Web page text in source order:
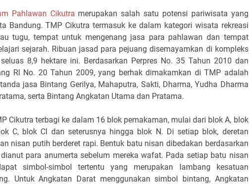
Pahlawan Cikutra merupakan salah satu potensi pariwisata yang
Bandung. TMP Cikutra termasuk ke dalam kategori wisata rekreasi
tugu, tempat untuk mengenang jasa para pahlawan dan tempat
sejarah. Ribuan jasad para pejuang disemayamkan di kompleks
8,9 hektare ini. Berdasarkan Perpres No. 35 Tahun 2010 dan
Rl No. 20 Tahun 2009, yang berhak dimakamkan di TMP adalah
jasa Bintang Gerilya, Mahaputra, Sakti, Dharma, Yudha Dharma
serta Bintang Angkatan Utama dan Pratama.
Cikutra terbagi ke dalam 16 blok pemakaman, mulai dari blok A, blok
C, blok CI dan seterusnya hingga blok N. Di setiap blok, deretan
nisan putih berderet rapi. Bentuk batu nisan dibedakan berdasarkan
para anumerta sebelum mereka wafat. Pada setiap batu nisan
simbol-simbol tertentu yang merupakan lambang kesatuan
Untuk Angkatan Darat menggunakan simbol bintang, Angkatan